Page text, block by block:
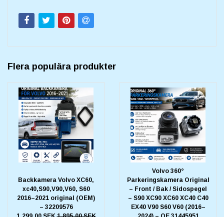
Flera populära produkter
Backkamera Volvo XC60,
xc40,S90,V90,V60, S60
2016–2021 original (OEM)
– 32209576
Volvo 360°
Parkeringskamera Original
– Front / Bak / Sidospegel
– S90 XC90 XC60 XC40 C40
EX40 V90 S60 V60 (2016–